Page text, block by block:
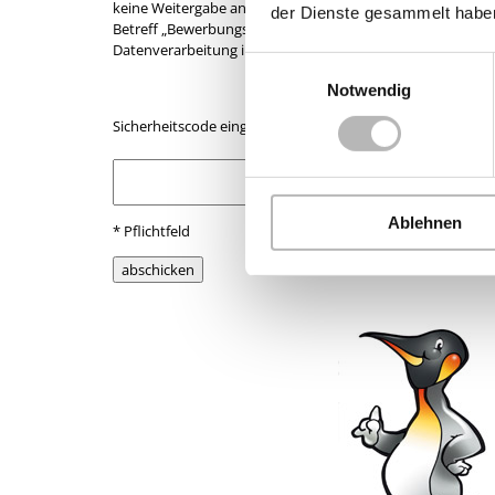
der Dienste gesammelt
Notwendig
Ablehnen
keine Weitergabe an Dritte. Sie können Ihre
Betreff „Bewerbungsdaten löschen“ und der Angabe
Datenverarbeitung im Rahmen des
Sicherheitscode eingeben*
* Pflichtfeld
abschicken